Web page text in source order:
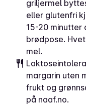
griljermel
eller glutenfri
15-20 minutter
brødpose.
mel.
margarin uten
frukt og
på naaf.no.